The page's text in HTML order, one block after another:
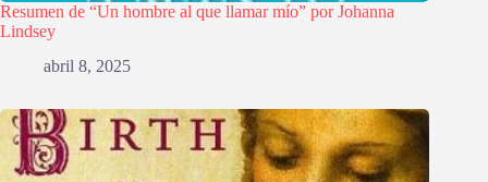
Resumen de “Un hombre al que llamar mío” por Johanna
Lindsey
abril 8, 2025